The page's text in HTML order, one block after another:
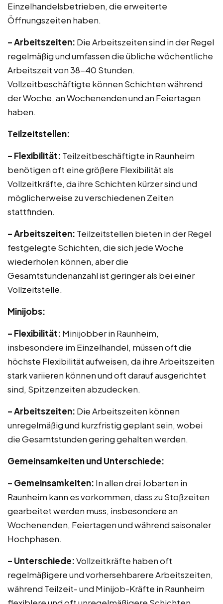
Einzelhandelsbetrieben, die erweiterte
Öffnungszeiten haben.
– Arbeitszeiten: Die Arbeitszeiten sind in der Regel
regelmäßig und umfassen die übliche wöchentliche
Arbeitszeit von 38-40 Stunden.
Vollzeitbeschäftigte können Schichten während
der Woche, an Wochenenden und an Feiertagen
haben.
Teilzeitstellen:
– Flexibilität: Teilzeitbeschäftigte in Raunheim
benötigen oft eine größere Flexibilität als
Vollzeitkräfte, da ihre Schichten kürzer sind und
möglicherweise zu verschiedenen Zeiten
stattfinden.
– Arbeitszeiten: Teilzeitstellen bieten in der Regel
festgelegte Schichten, die sich jede Woche
wiederholen können, aber die
Gesamtstundenanzahl ist geringer als bei einer
Vollzeitstelle.
Minijobs:
– Flexibilität: Minijobber in Raunheim,
insbesondere im Einzelhandel, müssen oft die
höchste Flexibilität aufweisen, da ihre Arbeitszeiten
stark variieren können und oft darauf ausgerichtet
sind, Spitzenzeiten abzudecken.
– Arbeitszeiten: Die Arbeitszeiten können
unregelmäßig und kurzfristig geplant sein, wobei
die Gesamtstunden gering gehalten werden.
Gemeinsamkeiten und Unterschiede:
– Gemeinsamkeiten: In allen drei Jobarten in
Raunheim kann es vorkommen, dass zu Stoßzeiten
gearbeitet werden muss, insbesondere an
Wochenenden, Feiertagen und während saisonaler
Hochphasen.
– Unterschiede:Vollzeitkräfte haben oft
regelmäßigere und vorhersehbarere Arbeitszeiten,
während Teilzeit- und Minijob-Kräfte in Raunheim